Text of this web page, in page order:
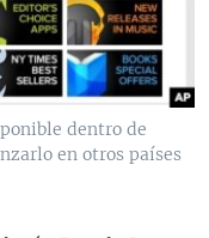
dentro de
en otros países